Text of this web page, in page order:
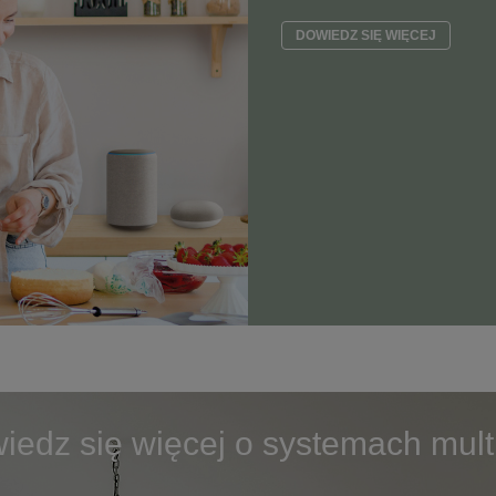
DOWIEDZ SIĘ WIĘCEJ
się więcej o systemach